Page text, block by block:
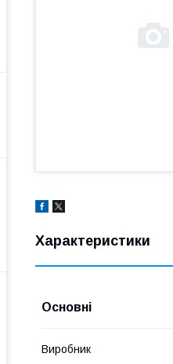
Характеристики
Основні
Виробник